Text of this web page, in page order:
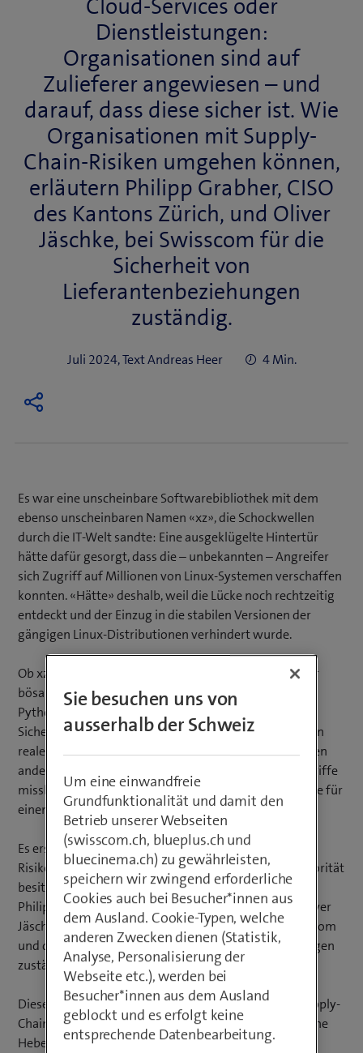
Cloud-Services oder
Dienstleistungen:
Organisationen sind auf
Zulieferer angewiesen – und
darauf, dass diese sicher ist. Wie
Organisationen mit Supply-
Chain-Risiken umgehen können,
erläutern Philipp Grabher, CISO
des Kantons Zürich, und Oliver
Jäschke, bei Swisscom für die
Sicherheit von
Lieferantenbeziehungen
zuständig.
Juli 2024, Text Andreas Heer 4 Min.
Es war eine unscheinbare Softwarebibliothek mit dem
ebenso unscheinbaren Namen «xz», die Schockwellen
durch die IT-Welt sandte: Eine ausgeklügelte Hintertür
hätte dafür gesorgt, dass die – unbekannten – Angreifer
sich Zugriff auf Millionen von Linux-Systemen verschaffen
konnten. «Hätte» deshalb, weil die Lücke noch rechtzeitig
entdeckt und der Einzug in die stabilen Versionen der
gängigen Linux-Distributionen verhindert wurde.
Ob xz, Schwachstellen in kommerzieller Software oder
bösartige Pakete in Software-Repositories wie dem
Python Package Index (PyPI) oder dem npm Registry:
Sicherheitslücken in der Software Supply Chain sind ein
reales Risiko. Das nicht nur dort lauert. Auch Lieferanten
anderer Produkte können als Einfallstor für Cyberangriffe
missbraucht werden oder aufgrund einer Cyberattacke für
einen Lieferunterbruch sorgen.
Es erstaunt deshalb nicht, dass die Supply Chain im
Risikomanagement und in der Cybersecurity hohe Priorität
besitzt. «Das ist eines unserer Topthemen», sagt dazu
Philipp Grabher, CISO des Kantons Zürich. Auch für Oliver
Jäschke, Product Owner Security Assurance bei Swisscom
und damit für die Sicherheit von Lieferantenbeziehungen
zuständig, gewinnt das Thema wieder an Bedeutung.
Dieser Artikel zeigt auf, wie sich Unternehmen vor Supply-
Chain-Risiken besser schützen können und wo mögliche
Hebel liegen.
Sie besuchen uns von
ausserhalb der Schweiz
Um eine einwandfreie
Grundfunktionalität und damit den
Betrieb unserer Webseiten
(swisscom.ch, blueplus.ch und
bluecinema.ch) zu gewährleisten,
speichern wir zwingend erforderliche
Cookies auch bei Besucher*innen aus
dem Ausland. Cookie-Typen, welche
anderen Zwecken dienen (Statistik,
Analyse, Personalisierung der
Webseite etc.), werden bei
Besucher*innen aus dem Ausland
geblockt und es erfolgt keine
entsprechende Datenbearbeitung.